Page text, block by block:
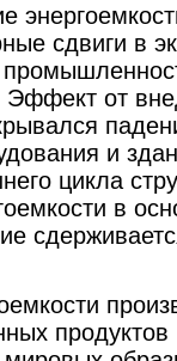
сдвиги в
Эффект от
и
цикла
в